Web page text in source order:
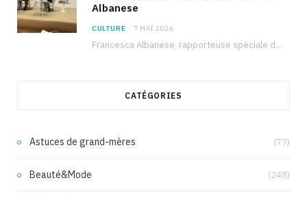
Albanese
CULTURE 7 MAI 2026
Francesca Albanese, rapporteuse spéciale de l’ONU sur les territoires palestiniens occupés, était à Tunis pour…
CATÉGORIES
Astuces de grand-mères (77)
Beauté&Mode (248)